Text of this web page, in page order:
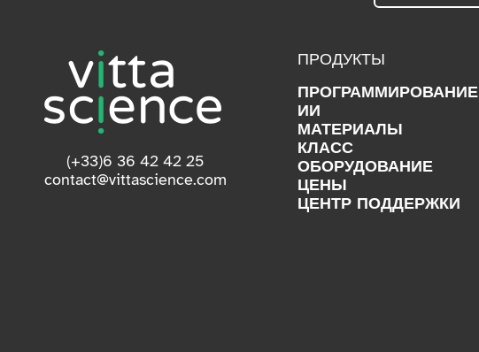
(+33)6 36 42 42 25
contact@vittascience.com
ПРОДУКТЫ
ПРОГРАММИРОВАНИЕ
ИИ
МАТЕРИАЛЫ
КЛАСС
ОБОРУДОВАНИЕ
ЦЕНЫ
ЦЕНТР ПОДДЕРЖКИ